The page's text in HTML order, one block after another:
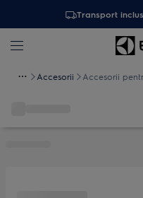
Transport
Accesorii Accesorii